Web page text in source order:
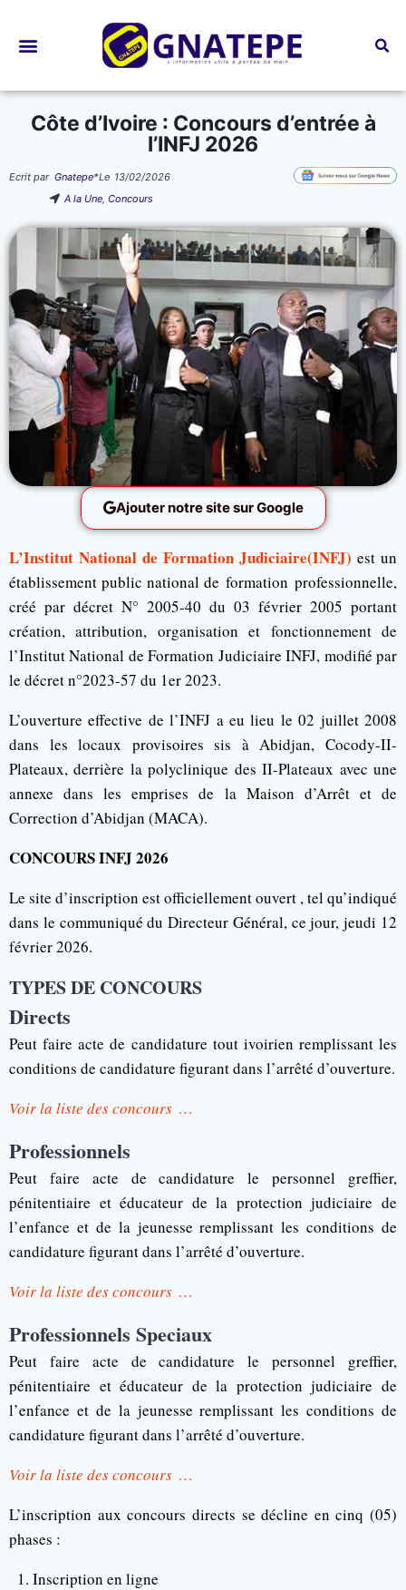
Côte d’Ivoire : Concours d’entrée à
l’INFJ 2026
Ecrit par Gnatepe*Le 13/02/2026
A la Une,Concours
Ajouter notre site sur Google
L’Institut National de Formation Judiciaire(INFJ) est un
établissement public national de formation professionnelle,
créé par décret N° 2005-40 du 03 février 2005 portant
création, attribution, organisation et fonctionnement de
l’Institut National de Formation Judiciaire INFJ, modifié par
le décret n°2023-57 du 1er 2023.
L’ouverture effective de l’INFJ a eu lieu le 02 juillet 2008
dans les locaux provisoires sis à Abidjan, Cocody-II-
Plateaux, derrière la polyclinique des II-Plateaux avec une
annexe dans les emprises de la Maison d’Arrêt et de
Correction d’Abidjan (MACA).
CONCOURS INFJ 2026
Le site d’inscription est officiellement ouvert , tel qu’indiqué
dans le communiqué du Directeur Général, ce jour, jeudi 12
février 2026.
TYPES DE CONCOURS
Directs
Peut faire acte de candidature tout ivoirien remplissant les
conditions de candidature figurant dans l’arrêté d’ouverture.
Voir la liste des concours …
Professionnels
Peut faire acte de candidature le personnel greffier,
pénitentiaire et éducateur de la protection judiciaire de
l’enfance et de la jeunesse remplissant les conditions de
candidature figurant dans l’arrêté d’ouverture.
Voir la liste des concours …
Professionnels Speciaux
Peut faire acte de candidature le personnel greffier,
pénitentiaire et éducateur de la protection judiciaire de
l’enfance et de la jeunesse remplissant les conditions de
candidature figurant dans l’arrêté d’ouverture.
Voir la liste des concours …
L’inscription aux concours directs se décline en cinq (05)
phases :
Inscription en ligne